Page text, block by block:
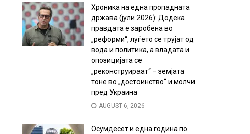
Хроника на една пропадната
држава (јули 2026): Додека
правдата е заробена во
„реформи“, луѓето се трујат од
вода и политика, а владата и
опозицијата се
„реконструираат“ – земјата
тоне во „достоинство“ и молчи
пред Украина
AUGUST 6, 2026
Осумдесет и една година по